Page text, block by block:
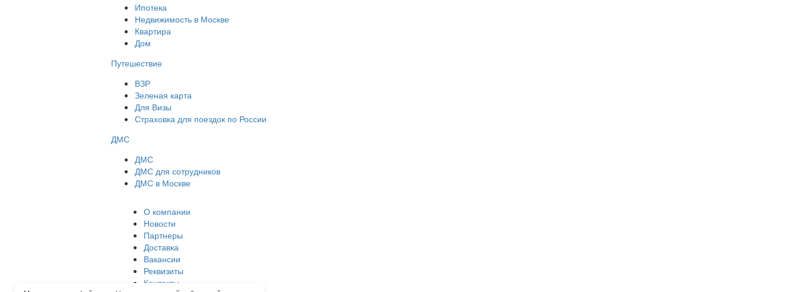
Ипотека
Недвижимость в Москве
Квартира
Дом
Путешествие
ВЗР
Зеленая карта
Для Визы
Страховка для поездок по России
ДМС
ДМС
ДМС для сотрудников
ДМС в Москве
О компании
Новости
Партнеры
Доставка
Вакансии
Реквизиты
Контакты